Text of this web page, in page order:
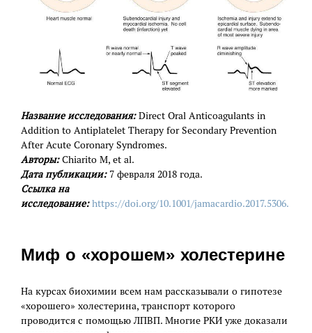
Название исследования:Direct Oral Anticoagulants in
Addition to Antiplatelet Therapy for Secondary Prevention
After Acute Coronary Syndromes.
Авторы:Chiarito M, et al.
Дата публикации:7 февраля 2018 года.
Ссылка на
исследование:https://doi.org/10.1001/jamacardio.2017.5306.
Миф о «хорошем» холестерине
На курсах биохимии всем нам рассказывали о гипотезе
«хорошего» холестерина, транспорт которого
проводится с помощью ЛПВП. Многие РКИ уже доказали